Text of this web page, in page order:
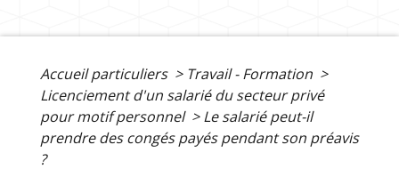
Accueil particuliers > Travail - Formation >
Licenciement d'un salarié du secteur privé
pour motif personnel > Le salarié peut-il
prendre des congés payés pendant son préavis
?